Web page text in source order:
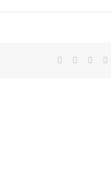
Facebook Reddit